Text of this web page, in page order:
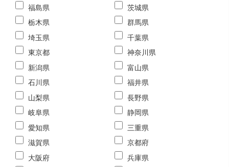
福島県
茨城県
栃木県
群馬県
埼玉県
千葉県
東京都
神奈川県
新潟県
富山県
石川県
福井県
山梨県
長野県
岐阜県
静岡県
愛知県
三重県
滋賀県
京都府
大阪府
兵庫県